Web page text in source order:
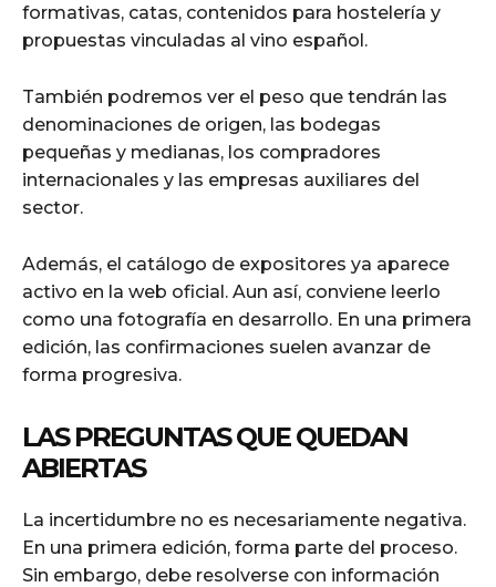
formativas, catas, contenidos para hostelería y
propuestas vinculadas al vino español.
También podremos ver el peso que tendrán las
denominaciones de origen, las bodegas
pequeñas y medianas, los compradores
internacionales y las empresas auxiliares del
sector.
Además, el catálogo de expositores ya aparece
activo en la web oficial. Aun así, conviene leerlo
como una fotografía en desarrollo. En una primera
edición, las confirmaciones suelen avanzar de
forma progresiva.
LAS PREGUNTAS QUE QUEDAN
ABIERTAS
La incertidumbre no es necesariamente negativa.
En una primera edición, forma parte del proceso.
Sin embargo, debe resolverse con información